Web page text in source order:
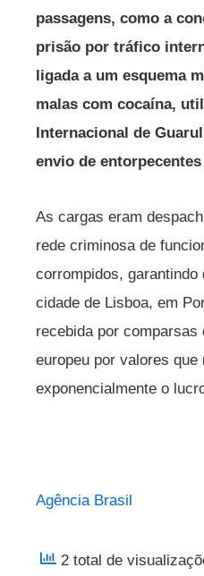
passagens, como a
prisão por tráfico
ligada a um esquema
malas com cocaína,
Internacional de
envio de
As cargas eram
rede criminosa de
corrompidos, garantindo
cidade de Lisboa, em
recebida por comparsas
europeu por valores que
exponencialmente o
Agência Brasil
2 total de